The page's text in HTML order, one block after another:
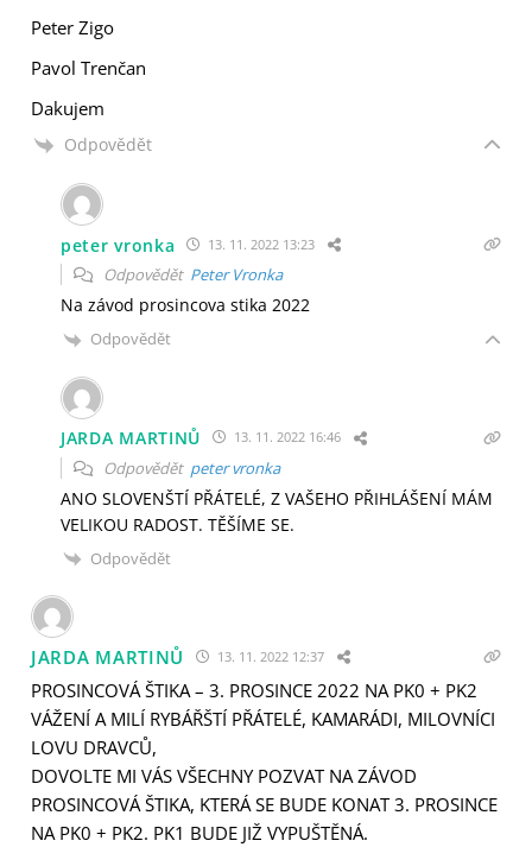
Peter Zigo
Pavol Trenčan
Dakujem
Odpovědět
peter vronka 13. 11. 2022 13:23
Odpovědět Peter Vronka
Na závod prosincova stika 2022
Odpovědět
JARDA MARTINŮ 13. 11. 2022 16:46
Odpovědět peter vronka
ANO SLOVENŠTÍ PŘÁTELÉ, Z VAŠEHO PŘIHLÁŠENÍ MÁM
VELIKOU RADOST. TĚŠÍME SE.
Odpovědět
JARDA MARTINŮ 13. 11. 2022 12:37
PROSINCOVÁ ŠTIKA – 3. PROSINCE 2022 NA PK0 + PK2
VÁŽENÍ A MILÍ RYBÁŘŠTÍ PŘÁTELÉ, KAMARÁDI, MILOVNÍCI
LOVU DRAVCŮ,
DOVOLTE MI VÁS VŠECHNY POZVAT NA ZÁVOD
PROSINCOVÁ ŠTIKA, KTERÁ SE BUDE KONAT 3. PROSINCE
NA PK0 + PK2. PK1 BUDE JIŽ VYPUŠTĚNÁ.